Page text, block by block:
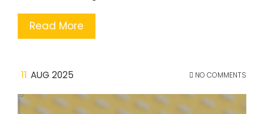
Read More
11 AUG 2025 NO COMMENTS